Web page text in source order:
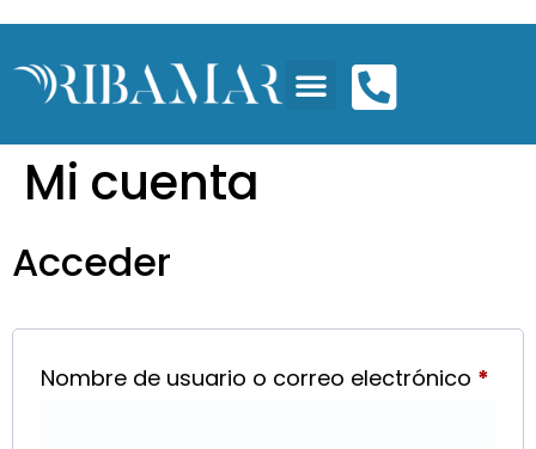
Mi cuenta
Acceder
Nombre de usuario o correo electrónico *